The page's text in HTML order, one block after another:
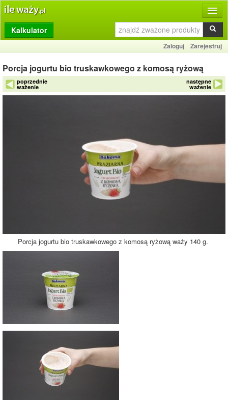
Produkty
Dziennik
Przelicznik
Porównywarka
Kalkulator
Zaloguj Zarejestruj
Porcja jogurtu bio truskawkowego z komosą ryżową
poprzednie
ważenie
następne
ważenie
Porcja jogurtu bio truskawkowego z komosą ryżową waży 140 g.